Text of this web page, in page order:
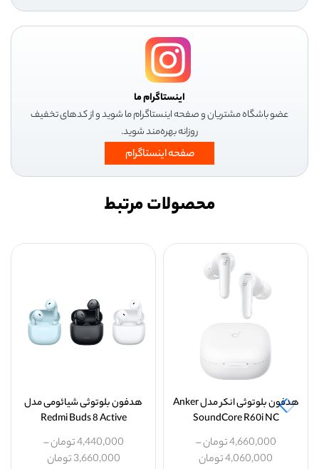
اینستاگرام ما
عضو باشگاه مشتریان و صفحه اینستاگرام ما شوید و از کدهای تخفیف
روزانه بهره‌مند شوید.
صفحه اینستاگرام
محصولات مرتبط
هدفون بلوتوثی انکر مدل Anker
SoundCore R60i NC
4,660,000تومان–
4,060,000تومان
هدفون بلوتوثی شیائومی مدل
Redmi Buds 8 Active
4,440,000تومان–
3,660,000تومان